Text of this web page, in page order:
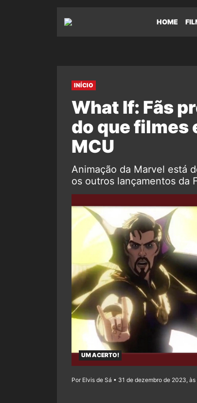
HOME
INÍCIO
What If: Fãs
do que filmes
MCU
Animação da Marvel está
os outros lançamentos da
UM ACERTO!
Por Elvis de Sá • 31 de dezembro de 2023,